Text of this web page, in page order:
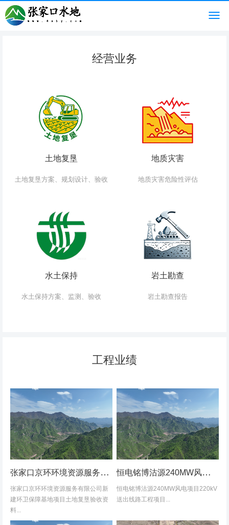
经营业务
土地复垦
土地复垦方案、规划设计、验收
地质灾害
地质灾害危险性评估
水土保持
水土保持方案、监测、验收
岩土勘查
岩土勘查报告
工程业绩
张家口京环环境资源服务有限公司新建环卫保障基地项目土地复垦验收资料
张家口京环环境资源服务有限公司新
建环卫保障基地项目土地复垦验收资
料...
恒电铭博沽源240MW风电项目220kV送出线路工程项目土地复垦验收资料
恒电铭博沽源240MW风电项目220kV
送出线路工程项目...